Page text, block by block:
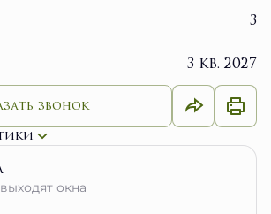
3
3 кв. 2027
звонок
окна